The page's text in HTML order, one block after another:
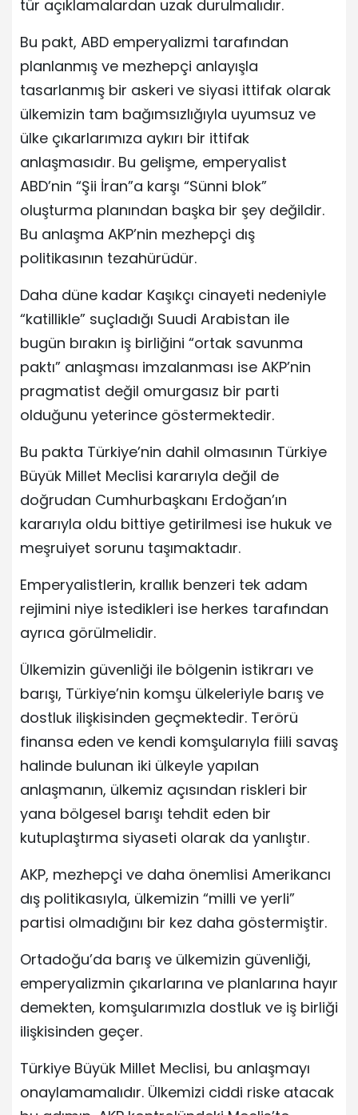
tür açıklamalardan uzak durulmalıdır.
Bu pakt, ABD emperyalizmi tarafından
planlanmış ve mezhepçi anlayışla
tasarlanmış bir askeri ve siyasi ittifak olarak
ülkemizin tam bağımsızlığıyla uyumsuz ve
ülke çıkarlarımıza aykırı bir ittifak
anlaşmasıdır. Bu gelişme, emperyalist
ABD’nin “Şii İran”a karşı “Sünni blok”
oluşturma planından başka bir şey değildir.
Bu anlaşma AKP’nin mezhepçi dış
politikasının tezahürüdür.
Daha düne kadar Kaşıkçı cinayeti nedeniyle
“katillikle” suçladığı Suudi Arabistan ile
bugün bırakın iş birliğini “ortak savunma
paktı” anlaşması imzalanması ise AKP’nin
pragmatist değil omurgasız bir parti
olduğunu yeterince göstermektedir.
Bu pakta Türkiye’nin dahil olmasının Türkiye
Büyük Millet Meclisi kararıyla değil de
doğrudan Cumhurbaşkanı Erdoğan’ın
kararıyla oldu bittiye getirilmesi ise hukuk ve
meşruiyet sorunu taşımaktadır.
Emperyalistlerin, krallık benzeri tek adam
rejimini niye istedikleri ise herkes tarafından
ayrıca görülmelidir.
Ülkemizin güvenliği ile bölgenin istikrarı ve
barışı, Türkiye’nin komşu ülkeleriyle barış ve
dostluk ilişkisinden geçmektedir. Terörü
finansa eden ve kendi komşularıyla fiili savaş
halinde bulunan iki ülkeyle yapılan
anlaşmanın, ülkemiz açısından riskleri bir
yana bölgesel barışı tehdit eden bir
kutuplaştırma siyaseti olarak da yanlıştır.
AKP, mezhepçi ve daha önemlisi Amerikancı
dış politikasıyla, ülkemizin “milli ve yerli”
partisi olmadığını bir kez daha göstermiştir.
Ortadoğu’da barış ve ülkemizin güvenliği,
emperyalizmin çıkarlarına ve planlarına hayır
demekten, komşularımızla dostluk ve iş birliği
ilişkisinden geçer.
Türkiye Büyük Millet Meclisi, bu anlaşmayı
onaylamamalıdır. Ülkemizi ciddi riske atacak